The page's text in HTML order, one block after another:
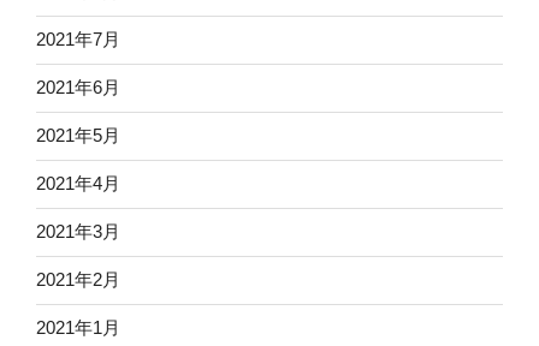
2021年7月
2021年6月
2021年5月
2021年4月
2021年3月
2021年2月
2021年1月